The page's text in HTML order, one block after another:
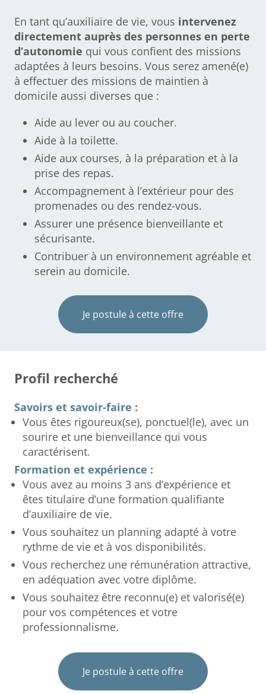
En tant qu’auxiliaire de vie, vous intervenez
directement auprès des personnes en perte
d’autonomie qui vous confient des missions
adaptées à leurs besoins. Vous serez amené(e)
à effectuer des missions de maintien à
domicile aussi diverses que :
Aide au lever ou au coucher.
Aide à la toilette.
Aide aux courses, à la préparation et à la
prise des repas.
Accompagnement à l’extérieur pour des
promenades ou des rendez-vous.
Assurer une présence bienveillante et
sécurisante.
Contribuer à un environnement agréable et
serein au domicile.
Je postule à cette offre
Profil recherché
Savoirs et savoir-faire :
Vous êtes rigoureux(se), ponctuel(le), avec un
sourire et une bienveillance qui vous
caractérisent.
Formation et expérience :
Vous avez au moins 3 ans d’expérience et
êtes titulaire d’une formation qualifiante
d’auxiliaire de vie.
Vous souhaitez un planning adapté à votre
rythme de vie et à vos disponibilités.
Vous recherchez une rémunération attractive,
en adéquation avec votre diplôme.
Vous souhaitez être reconnu(e) et valorisé(e)
pour vos compétences et votre
professionnalisme.
Je postule à cette offre